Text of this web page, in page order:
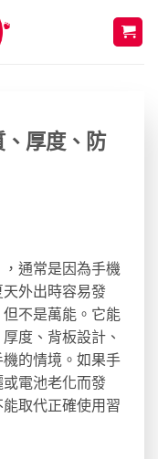
厚度、防
通常是因為手機
外出時容易發
不是萬能。它能
度、背板設計、
的情境。如果手
電池老化而發
取代正確使用習